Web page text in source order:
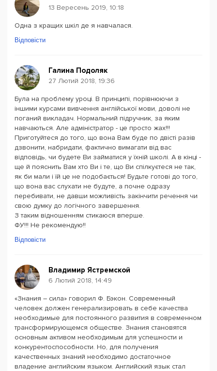
13 Вересень 2019, 10:18
Одна з кращих шкіл де я навчалася.
Відповісти
Галина Подоляк
27 Лютий 2018, 19:36
Була на проблему уроці. В принципі, порівнюючи з
іншими курсами вивчення англійської мови, доволі не
поганий викладач. Нормальний підручник, за яким
навчаються. Але адміністратор - це просто жах!!!
Приготуйтеся до того, що вона Вам буде по двісті разів
дзвонити, набридати, фактично вимагати від вас
відповідь, чи будете Ви займатися у їхній школі. А в кінці -
ще й пояснить Вам хто Ви і те, що Ви спілкуєтеся не так,
як би мали і їй це не подобається! Будьте готові до того,
що вона вас слухати не будуте, а почне одразу
перебивати, не давши можливість закінчити речення чи
свою думку до логічного завершення.
З таким відношенням стикаюся вперше.
ФУ!!! Не рекомендую!!
Відповісти
Владимир Ястремской
6 Лютий 2018, 14:49
«Знания – сила» говорил Ф. Бэкон. Современный
человек должен генерализировать в себе качества
необходимые для постоянного развития в современном
трансформирующемся обществе. Знания становятся
основным активом необходимым для успешности и
конкурентоспособности. Но, для получения
качественных знаний необходимо достаточное
владение английским языком. Английский язык стал